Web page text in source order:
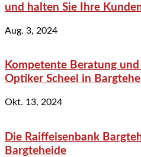
und halten Sie Ihre
Aug. 3, 2024
Kompetente Beratung
Optiker Scheel in
Okt. 13, 2024
Die Raiffeisenbank
Bargteheide